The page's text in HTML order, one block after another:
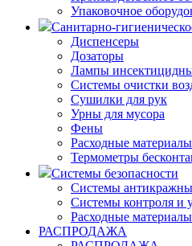
Упаковочное
Санитарно-
Диспенсеры
Дозаторы
Лампы
Системы очистки
Сушилки для рук
Урны для мусора
Фены
Расходные
Термометры
Системы безопасности
Системы
Системы контроля и
Расходные
РАСПРОДАЖА